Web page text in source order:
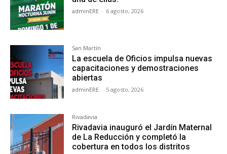
adminERE - 6 agosto, 2026
San Martín
La escuela de Oficios impulsa nuevas
capacitaciones y demostraciones
abiertas
adminERE - 5 agosto, 2026
Rivadavia
Rivadavia inauguró el Jardín Maternal
de La Reducción y completó la
cobertura en todos los distritos